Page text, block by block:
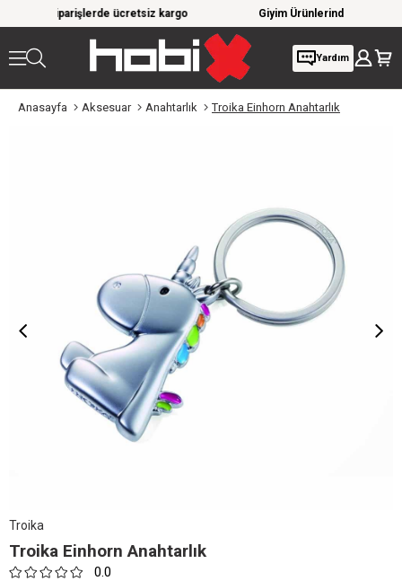
ücretsiz kargo Giyim Ürünlerinde %20'ye Varan İndirim!
Yardım
Anasayfa Aksesuar Anahtarlık Troika Einhorn Anahtarlık
Troika
Troika Einhorn Anahtarlık
0.0